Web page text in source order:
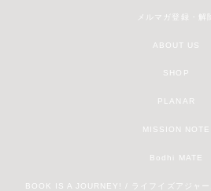
メルマガ登録・解
ABOUT US
SHOP
PLANAR
MISSION NOTE
Bodhi MATE
BOOK IS A JOURNEY! / ライフイズアジャ